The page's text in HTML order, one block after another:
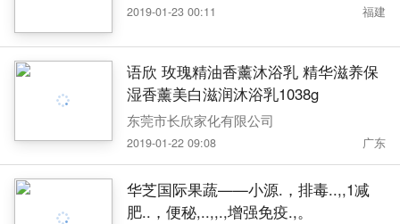
2019-01-23 00:11 福建
语欣 玫瑰精油香薰沐浴乳 精华滋养保
湿香薰美白滋润沐浴乳1038g
东莞市长欣家化有限公司
2019-01-22 09:08 广东
华芝国际果蔬——小源.，排毒..,,1减
肥..，便秘,..,,.,增强免疫.,。